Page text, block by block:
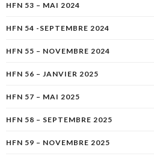
HFN 53 – MAI 2024
HFN 54 -SEPTEMBRE 2024
HFN 55 – NOVEMBRE 2024
HFN 56 – JANVIER 2025
HFN 57 – MAI 2025
HFN 58 – SEPTEMBRE 2025
HFN 59 – NOVEMBRE 2025